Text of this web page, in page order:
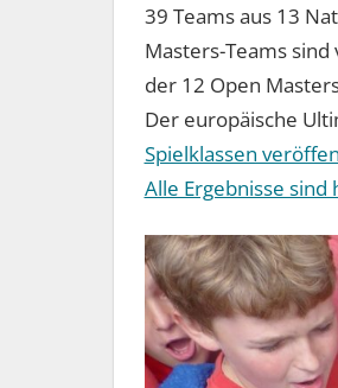
39 Teams aus 13
Masters-Teams
der 12 Open
Der europäische
Spielklassen
Alle Ergebnisse